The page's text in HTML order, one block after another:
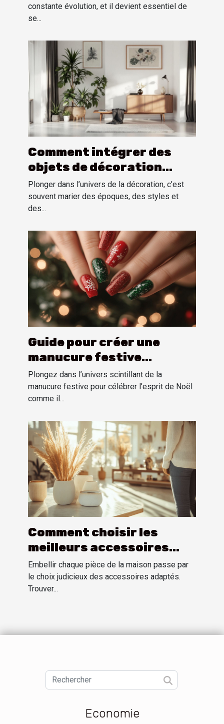
constante évolution, et il devient essentiel de
se...
Comment intégrer des
objets de décoration
vintage américains dans
un intérieur moderne ?
Plonger dans l’univers de la décoration, c’est
souvent marier des époques, des styles et
des...
Guide pour créer une
manucure festive
inspirée par l'esprit de
Noël
Plongez dans l’univers scintillant de la
manucure festive pour célébrer l’esprit de Noël
comme il...
Comment choisir les
meilleurs accessoires
pour chaque pièce de la
maison
Embellir chaque pièce de la maison passe par
le choix judicieux des accessoires adaptés.
Trouver...
Economie